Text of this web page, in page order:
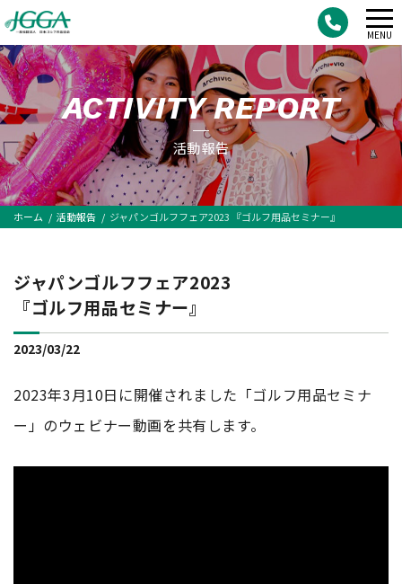
ACTIVITY REPORT
活動報告
ホーム 活動報告 ジャパンゴルフフェア2023 『ゴルフ用品セミナー』
ジャパンゴルフフェア2023
『ゴルフ用品セミナー』
2023/03/22
2023年3月10日に開催されました「ゴルフ用品セミナ
ー」のウェビナー動画を共有します。
メ
ニ
ュ
ー
MENU